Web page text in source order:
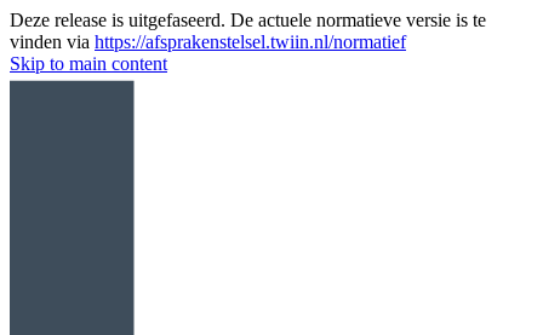
Deze release is uitgefaseerd. De actuele normatieve versie is te
vinden via https://afsprakenstelsel.twiin.nl/normatief
Skip to main content